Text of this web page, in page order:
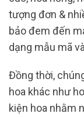
tượng đơn &
bảo đem đến
dạng mẫu mã
Đồng thời,
hoa khác như
kiện hoa nhằm